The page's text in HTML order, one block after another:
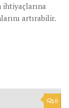
ihtiyaçlarına
artırabilir.
0